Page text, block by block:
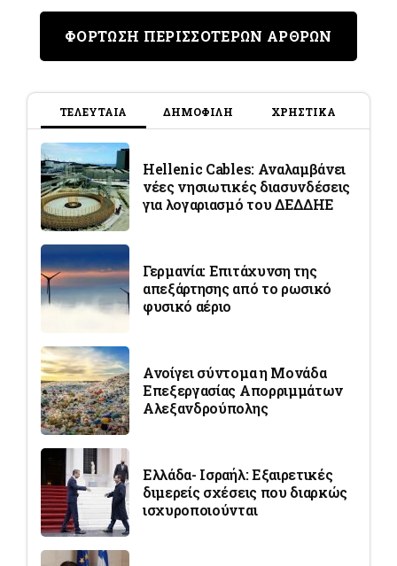
ΦΟΡΤΩΣΗ ΠΕΡΙΣΣΟΤΕΡΩΝ ΑΡΘΡΩΝ
ΤΕΛΕΥΤΑΙΑ ΔΗΜΟΦΙΛΗ ΧΡΗΣΤΙΚΑ
Hellenic Cables: Αναλαμβάνει
νέες νησιωτικές διασυνδέσεις
για λογαριασμό του ΔΕΔΔΗΕ
Γερμανία: Επιτάχυνση της
απεξάρτησης από το ρωσικό
φυσικό αέριο
Ανοίγει σύντομα η Μονάδα
Επεξεργασίας Απορριμμάτων
Αλεξανδρούπολης
Ελλάδα- Ισραήλ: Εξαιρετικές
διμερείς σχέσεις που διαρκώς
ισχυροποιούνται